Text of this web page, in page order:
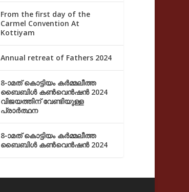
From the first day of the
Carmel Convention At
Kottiyam
Annual retreat of Fathers 2024
8-ാമത് കൊട്ടിയം കർമ്മലീത്ത
ബൈബിൾ കൺവെൻഷൻ 2024
വിജയത്തിന് വേണ്ടിയുള്ള
പ്രാർത്ഥന
8-ാമത് കൊട്ടിയം കർമ്മലീത്ത
ബൈബിൾ കൺവെൻഷൻ 2024